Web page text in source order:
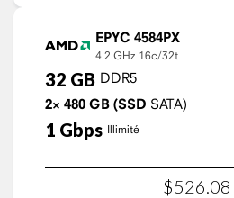
EPYC 4584PX
4.2 GHz 16c/32t
32 GB DDR5
2× 480 GB (SSD SATA)
1 Gbps Illimité
$526.08